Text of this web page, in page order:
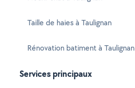
Taille de haies à Taulignan
Rénovation batiment à Taulignan
Services principaux